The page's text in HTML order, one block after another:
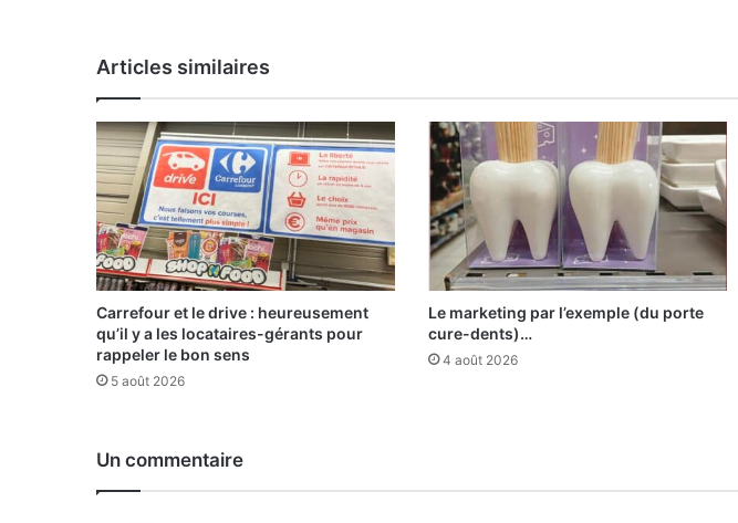
Articles similaires
Carrefour et le drive : heureusement
qu’il y a les locataires-gérants pour
rappeler le bon sens
5 août 2026
Le marketing par l’exemple (du porte
cure-dents)…
4 août 2026
Un commentaire